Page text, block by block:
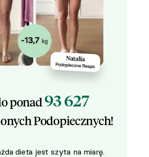
ponad93 627
Podopiecznych!
dieta jest szyta na miarę.